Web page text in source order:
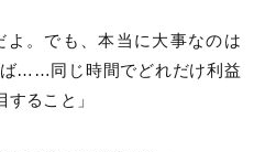
よ。でも、本当に大事なのは
ば……同じ時間でどれだけ利益
ること」